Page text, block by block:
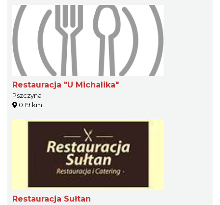
Restauracja "U Michalika"
Pszczyna
0.19 km
Restauracja Sułtan